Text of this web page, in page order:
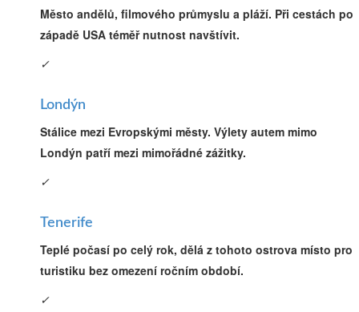
Město andělů, filmového průmyslu a pláží. Při cestách po
západě USA téměř nutnost navštívit.
✓
Londýn
Stálice mezi Evropskými městy. Výlety autem mimo
Londýn patří mezi mimořádné zážitky.
✓
Tenerife
Teplé počasí po celý rok, dělá z tohoto ostrova místo pro
turistiku bez omezení ročním období.
✓